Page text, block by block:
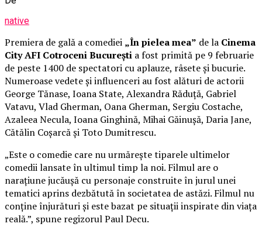
native
Premiera de gală a comediei „În pielea mea” de la Cinema
City AFI Cotroceni București a fost primită pe 9 februarie
de peste 1400 de spectatori cu aplauze, râsete și bucurie.
Numeroase vedete și influenceri au fost alături de actorii
George Tănase, Ioana State, Alexandra Răduță, Gabriel
Vatavu, Vlad Gherman, Oana Gherman, Sergiu Costache,
Azaleea Necula, Ioana Ginghină, Mihai Găinușă, Daria Jane,
Cătălin Coșarcă și Toto Dumitrescu.
„Este o comedie care nu urmărește tiparele ultimelor
comedii lansate în ultimul timp la noi. Filmul are o
narațiune jucăușă cu personaje construite în jurul unei
tematici aprins dezbătută în societatea de astăzi. Filmul nu
conține înjurături și este bazat pe situații inspirate din viața
reală.”, spune regizorul Paul Decu.